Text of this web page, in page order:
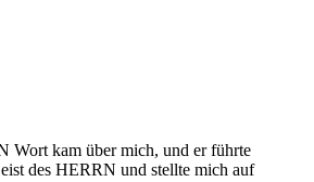
Wort kam über mich, und er führte
des HERRN und stellte mich auf